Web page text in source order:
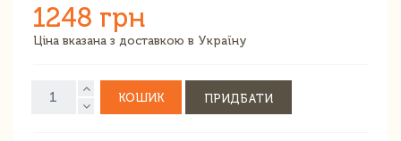
1248 грн
Ціна вказана з доставкою в Україну
КОШИК ПРИДБАТИ